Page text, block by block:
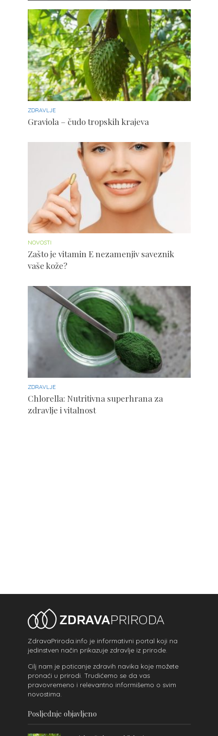
ZDRAVLJE
Graviola – čudo tropskih krajeva
NOVOSTI
Zašto je vitamin E nezamenjiv saveznik
vaše kože?
ZDRAVLJE
Chlorella: Nutritivna superhrana za
zdravlje i vitalnost
ZdravaPriroda.info je informativni portal koji na
jedinstven način prikazuje zdravlje iz prirode.
Cilj nam je poticanje zdravih navika koje možete
pronaći u prirodi. Trudićemo se da vas
pravovremeno i relevantno informišemo o svim
novostima.
Posljednje objavljeno